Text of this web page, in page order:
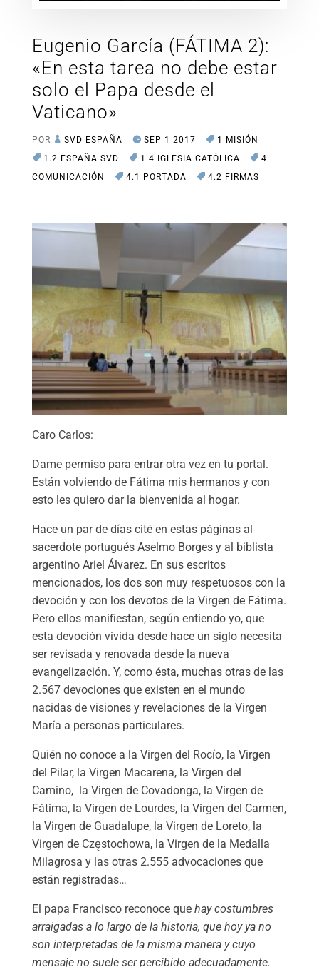
Eugenio García (FÁTIMA 2):
«En esta tarea no debe estar
solo el Papa desde el
Vaticano»
POR SVD ESPAÑA SEP 1 2017
1 MISIÓN
1.2 ESPAÑA SVD
1.4 IGLESIA CATÓLICA
4
COMUNICACIÓN
4.1 PORTADA 4.2 FIRMAS
Caro Carlos:
Dame permiso para entrar otra vez en tu portal.
Están volviendo de Fátima mis hermanos y con
esto les quiero dar la bienvenida al hogar.
Hace un par de días cité en estas páginas al
sacerdote portugués Aselmo Borges y al biblista
argentino Ariel Álvarez. En sus escritos
mencionados, los dos son muy respetuosos con la
devoción y con los devotos de la Virgen de Fátima.
Pero ellos manifiestan, según entiendo yo, que
esta devoción vivida desde hace un siglo necesita
ser revisada y renovada desde la nueva
evangelización. Y, como ésta, muchas otras de las
2.567 devociones que existen en el mundo
nacidas de visiones y revelaciones de la Virgen
María a personas particulares.
Quién no conoce a la Virgen del Rocío, la Virgen
del Pilar, la Virgen Macarena, la Virgen del
Camino, la Virgen de Covadonga, la Virgen de
Fátima, la Virgen de Lourdes, la Virgen del Carmen,
la Virgen de Guadalupe, la Virgen de Loreto, la
Virgen de Częstochowa, la Virgen de la Medalla
Milagrosa y las otras 2.555 advocaciones que
están registradas…
El papa Francisco reconoce que hay costumbres
arraigadas a lo largo de la historia, que hoy ya no
son interpretadas de la misma manera y cuyo
mensaje no suele ser percibido adecuadamente.